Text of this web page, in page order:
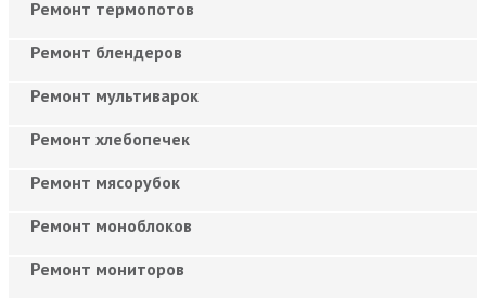
Ремонт термопотов
Ремонт блендеров
Ремонт мультиварок
Ремонт хлебопечек
Ремонт мясорубок
Ремонт моноблоков
Ремонт мониторов